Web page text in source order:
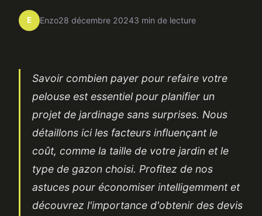
E Enzo28 décembre 20243 min de lecture
Savoir combien payer pour refaire votre
pelouse est essentiel pour planifier un
projet de jardinage sans surprises. Nous
détaillons ici les facteurs influençant le
coût, comme la taille de votre jardin et le
type de gazon choisi. Profitez de nos
astuces pour économiser intelligemment et
découvrez l'importance d'obtenir des devis